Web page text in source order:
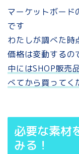
マーケットボード
です
わたしが調べた時
価格は変動するの
中にはSHOP販売
べてから買ってく
必要な素材
みる！